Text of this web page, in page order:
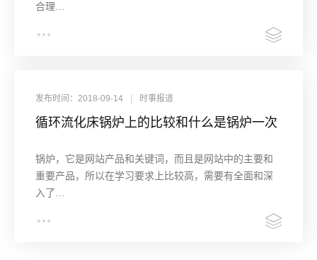
合理…
发布时间：2018-09-14 时事报道
循环流化床锅炉上的比较和什么是锅炉一次
锅炉，它是网站产品和关键词，而且是网站中的主要和
重要产品，所以在学习要求上比较高，需要有全面和深
入了…